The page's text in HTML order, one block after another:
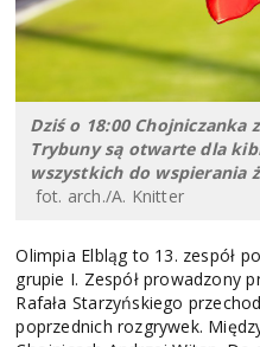
Dziś o 18:00 Chojniczanka
Trybuny są otwarte dla
wszystkich do wspierania
fot. arch./A. Knitter
Olimpia Elbląg to 13. zespół
grupie I. Zespół prowadzony
Rafała Starzyńskiego
poprzednich rozgrywek.